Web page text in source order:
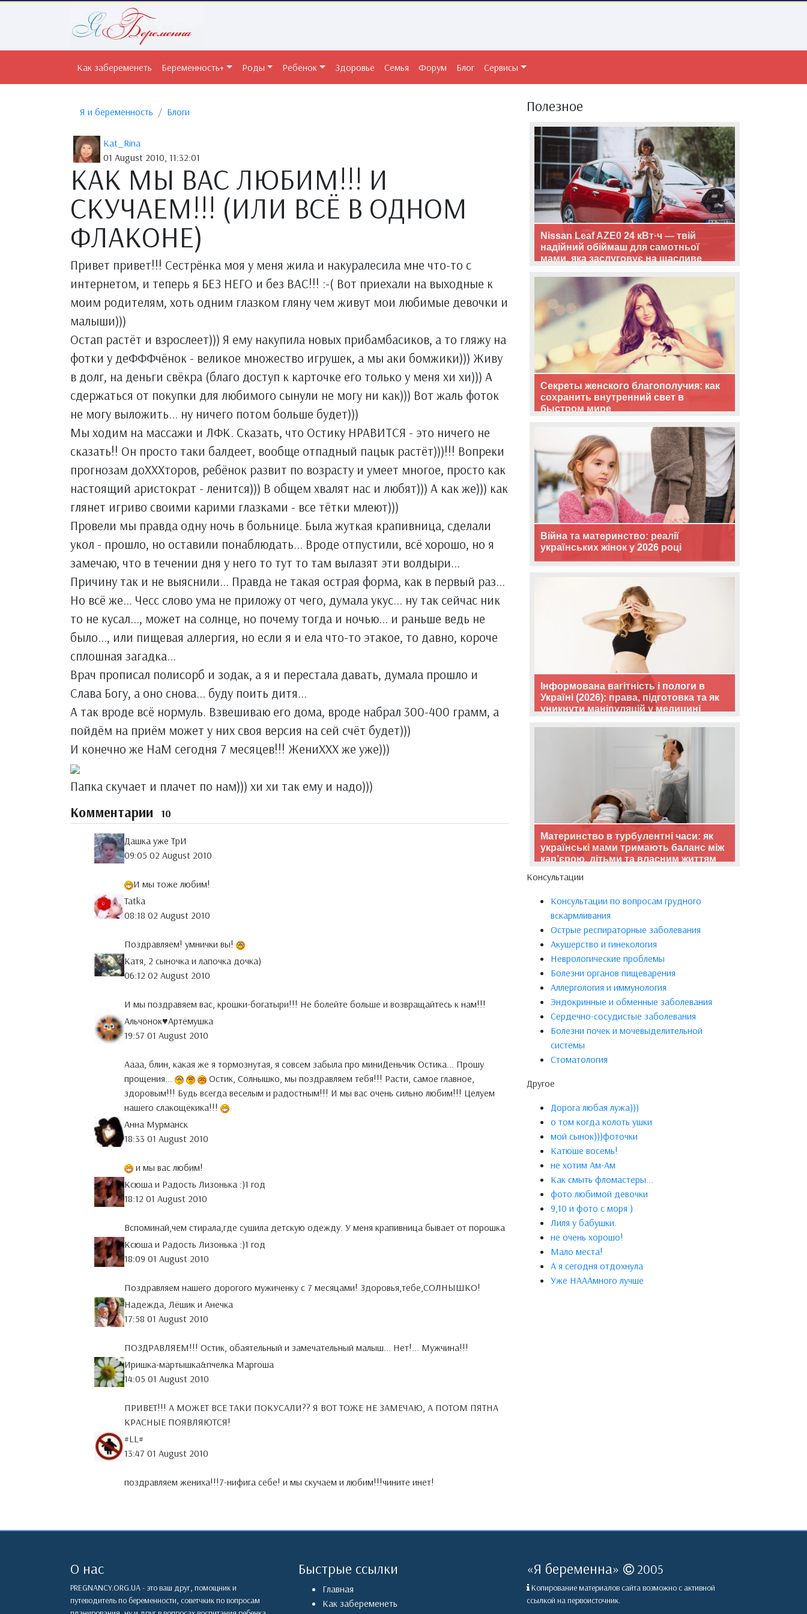
Как забеременеть Беременность+ Роды Ребенок Здоровье Семья Форум Блог Сервисы
Я и беременность Блоги
Kat_Rina
01 August 2010, 11:32:01
КАК МЫ ВАС ЛЮБИМ!!! И
СКУЧАЕМ!!! (ИЛИ ВСЁ В ОДНОМ
ФЛАКОНЕ)
Привет привет!!! Сестрёнка моя у меня жила и накуралесила мне что-то с
интернетом, и теперь я БЕЗ НЕГО и без ВАС!!! :-( Вот приехали на выходные к
моим родителям, хоть одним глазком гляну чем живут мои любимые девочки и
малыши)))
Остап растёт и взрослеет))) Я ему накупила новых прибамбасиков, а то гляжу на
фотки у деФФФчёнок - великое множество игрушек, а мы аки бомжики))) Живу
в долг, на деньги свёкра (благо доступ к карточке его только у меня хи хи))) А
сдержаться от покупки для любимого сынули не могу ни как))) Вот жаль фоток
не могу выложить... ну ничего потом больше будет)))
Мы ходим на массажи и ЛФК. Сказать, что Остику НРАВИТСЯ - это ничего не
сказать!! Он просто таки балдеет, вообще отпадный пацык растёт)))!!! Вопреки
прогнозам доХХХторов, ребёнок развит по возрасту и умеет многое, просто как
настоящий аристократ - ленится))) В общем хвалят нас и любят))) А как же))) как
глянет игриво своими карими глазками - все тётки млеют)))
Провели мы правда одну ночь в больнице. Была жуткая крапивница, сделали
укол - прошло, но оставили понаблюдать... Вроде отпустили, всё хорошо, но я
замечаю, что в течении дня у него то тут то там вылазят эти волдыри...
Причину так и не выяснили... Правда не такая острая форма, как в первый раз...
Но всё же... Чесс слово ума не приложу от чего, думала укус... ну так сейчас ник
то не кусал..., может на солнце, но почему тогда и ночью... и раньше ведь не
было..., или пищевая аллергия, но если я и ела что-то этакое, то давно, короче
сплошная загадка...
Врач прописал полисорб и зодак, а я и перестала давать, думала прошло и
Слава Богу, а оно снова... буду поить дитя...
А так вроде всё нормуль. Взвешиваю его дома, вроде набрал 300-400 грамм, а
пойдём на приём может у них своя версия на сей счёт будет)))
И конечно же НаМ сегодня 7 месяцев!!! ЖениХХХ же уже)))
Папка скучает и плачет по нам))) хи хи так ему и надо)))
Комментарии 10
Дашка уже ТрИ
09:05 02 August 2010
И мы тоже любим!
Tatka
08:18 02 August 2010
Поздравляем! умнички вы!
Катя, 2 сыночка и лапочка дочка)
06:12 02 August 2010
И мы поздравяем вас, крошки-богатыри!!! Не болейте больше и возвращайтесь к нам!!!
Альчонок♥Артёмушка
19:57 01 August 2010
Аааа, блин, какая же я тормознутая, я совсем забыла про миниДеньчик Остика... Прошу
прощения...
Остик, Солнышко, мы поздравляем тебя!!! Расти, самое главное,
здоровым!!! Будь всегда веселым и радостным!!! И мы вас очень сильно любим!!! Целуем
нашего слакощёкика!!!
Анна Мурманск
18:33 01 August 2010
и мы вас любим!
Ксюша и Радость Лизонька :)1 год
18:12 01 August 2010
Вспоминай,чем стирала,где сушила детскую одежду. У меня крапивница бывает от порошка
Ксюша и Радость Лизонька :)1 год
18:09 01 August 2010
Поздравляем нашего дорогого мужиченку с 7 месяцами! Здоровья,тебе,СОЛНЫШКО!
Надежда, Лёшик и Анечка
17:58 01 August 2010
ПОЗДРАВЛЯЕМ!!! Остик, обаятельный и замечательный малыш... Нет!... Мужчина!!!
Иришка-мартышка&пчелка Маргоша
14:05 01 August 2010
ПРИВЕТ!!! А МОЖЕТ ВСЕ ТАКИ ПОКУСАЛИ?? Я ВОТ ТОЖЕ НЕ ЗАМЕЧАЮ, А ПОТОМ ПЯТНА
КРАСНЫЕ ПОЯВЛЯЮТСЯ!
#LL#
13:47 01 August 2010
поздравляем жениха!!!7-нифига себе! и мы скучаем и любим!!!чините инет!
Полезное
Nissan Leaf AZE0 24 кВт·ч — твій
надійний обіймаш для самотньої
мами, яка заслуговує на щасливе
Секреты женского благополучия: как
сохранить внутренний свет в
быстром мире
Війна та материнство: реалії
українських жінок у 2026 році
Інформована вагітність і пологи в
Україні (2026): права, підготовка та як
уникнути маніпуляцій у медицині
Материнство в турбулентні часи: як
українські мами тримають баланс між
кар’єрою, дітьми та власним життям
Консультации
Консультации по вопросам грудного
вскармливания
Острые респираторные заболевания
Акушерство и гинекология
Неврологические проблемы
Болезни органов пищеварения
Аллергология и иммунология
Эндокринные и обменные заболевания
Сердечно-сосудистые заболевания
Болезни почек и мочевыделительной
системы
Стоматология
Другое
Дорога любая лужа)))
о том когда колоть ушки
мой сынок)))фоточки
Катюше восемь!
не хотим Ам-Ам
Как смыть фломастеры...
фото любимой девочки
9,10 и фото с моря )
Лиля у бабушки.
не очень хорошо!
Мало места!
А я сегодня отдохнула
Уже НАААмного лучше
О нас
PREGNANCY.ORG.UA - это ваш друг, помощник и
путеводитель по беременности, советчкик по вопросам
Быстрые ссылки
Главная
Как забеременеть
«Я беременна» 2005
Копирование материалов сайта возможно с активной
ссылкой на первоисточник.